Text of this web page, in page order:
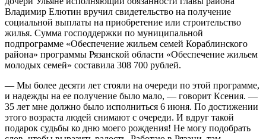
Владимир Елютин вручил свидетельство на получение
социальной выплаты на приобретение или строительство
жилья. Сумма господдержки по муниципальной
подпрограмме «Обеспечение жильем семей Кораблинского
района» программы Рязанской области «Обеспечение жильем
молодых семей» составила 308 700 рублей.
— Мы более десяти лет стояли на очереди по этой программе,
и надежды на ее получение было мало, — говорит Ксения. —
35 лет мне должно было исполниться 6 июня. По достижении
этого возраста людей снимают с очереди. И вдруг такой
подарок судьбы ко дню моего рождения! Не могу подобрать